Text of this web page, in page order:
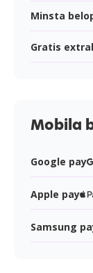
Minsta
Gratis
Mobila
Google pay
Apple pay
Samsung